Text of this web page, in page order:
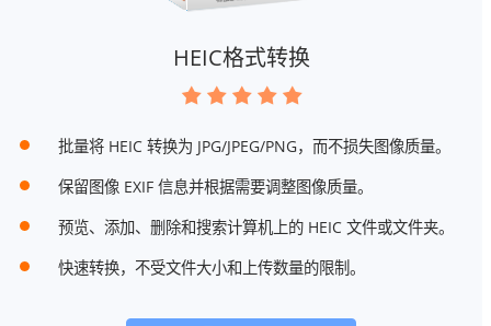
HEIC格式转换
批量将 HEIC 转换为 JPG/JPEG/PNG，而不损失图像质量。
保留图像 EXIF 信息并根据需要调整图像质量。
预览、添加、删除和搜索计算机上的 HEIC 文件或文件夹。
快速转换，不受文件大小和上传数量的限制。